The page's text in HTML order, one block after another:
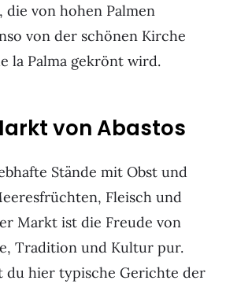
die von hohen Palmen
von der schönen Kirche
la Palma gekrönt wird.
von Abastos
Stände mit Obst und
Fleisch und
Markt ist die Freude von
Tradition und Kultur pur.
du hier typische Gerichte der